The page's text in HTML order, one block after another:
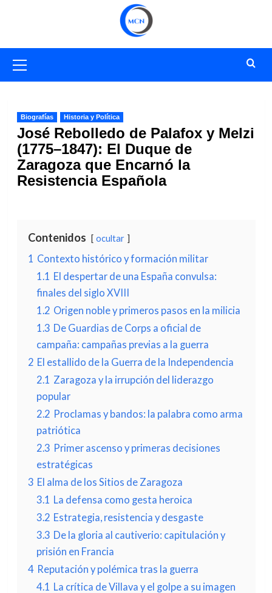
primario
Biografías Historia y Política
José Rebolledo de Palafox y Melzi
(1775–1847): El Duque de
Zaragoza que Encarnó la
Resistencia Española
Contenidos ocultar
1 Contexto histórico y formación militar
1.1 El despertar de una España convulsa:
finales del siglo XVIII
1.2 Origen noble y primeros pasos en la milicia
1.3 De Guardias de Corps a oficial de
campaña: campañas previas a la guerra
2 El estallido de la Guerra de la Independencia
2.1 Zaragoza y la irrupción del liderazgo
popular
2.2 Proclamas y bandos: la palabra como arma
patriótica
2.3 Primer ascenso y primeras decisiones
estratégicas
3 El alma de los Sitios de Zaragoza
3.1 La defensa como gesta heroica
3.2 Estrategia, resistencia y desgaste
3.3 De la gloria al cautiverio: capitulación y
prisión en Francia
4 Reputación y polémica tras la guerra
4.1 La crítica de Villava y el golpe a su imagen